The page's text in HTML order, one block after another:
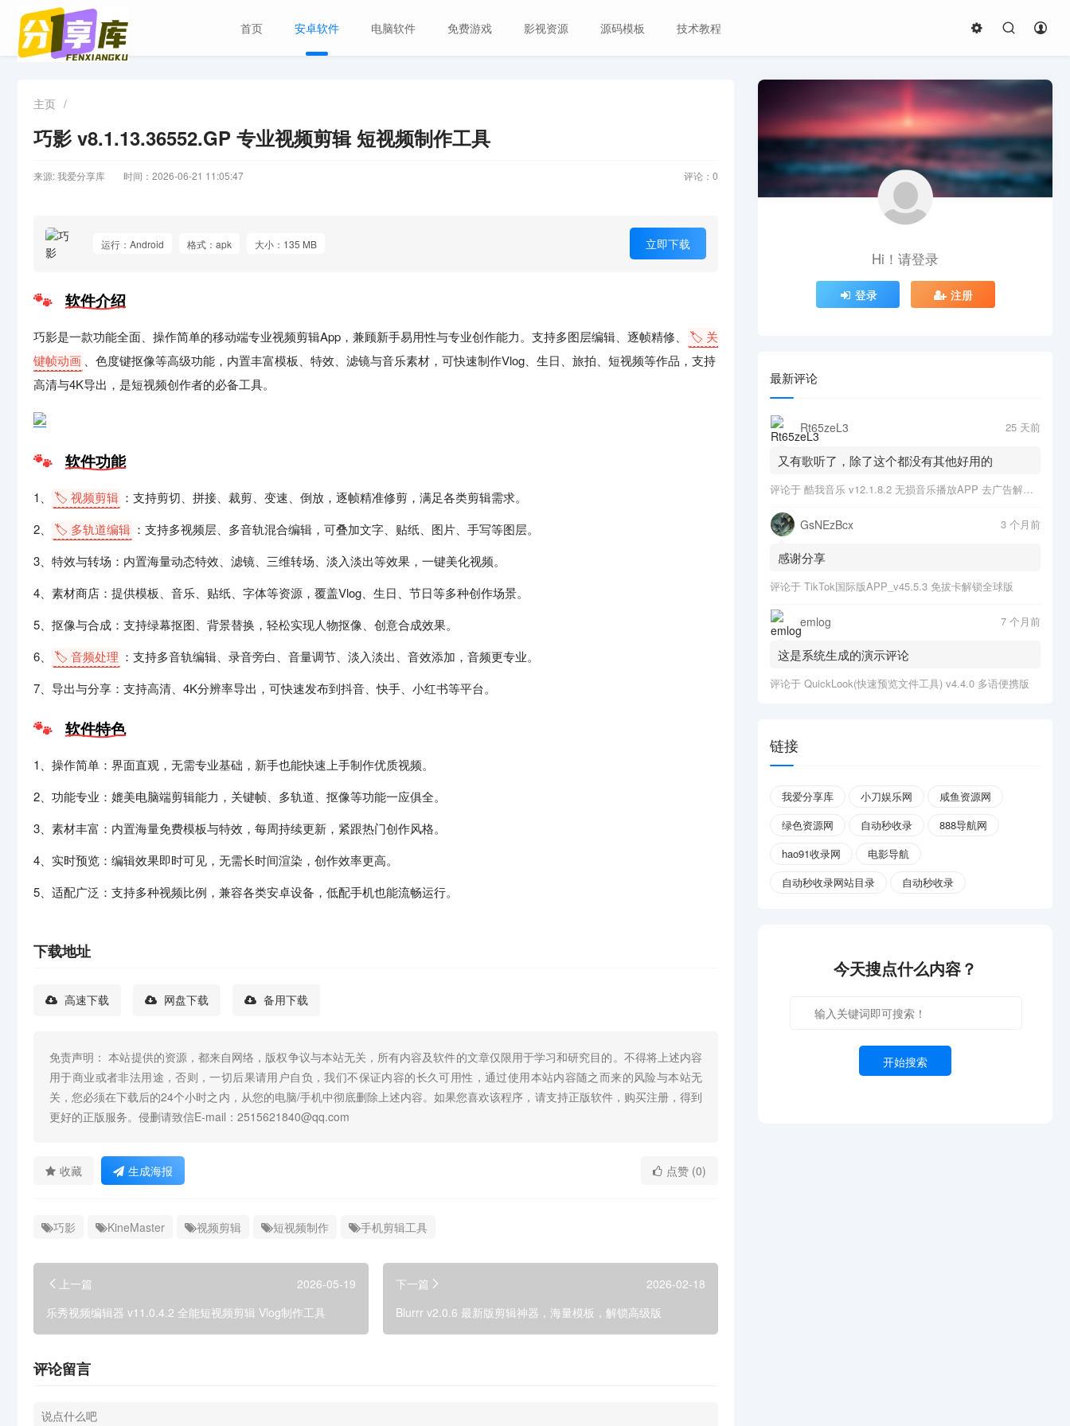
首页 安卓软件 电脑软件 免费游戏 影视资源 源码模板 技术教程
主页 /
巧影 v8.1.13.36552.GP 专业视频剪辑 短视频制作工具
来源: 我爱分享库 时间：2026-06-21 11:05:47 评论： 0
运行：Android 格式：apk 大小：135 MB 立即下载
软件介绍
巧影是一款功能全面、操作简单的移动端专业视频剪辑App，兼顾新手易用性与专业创作能力。支持多图层编辑、逐帧精修、
🏷️ 关
键帧动画
、色度键抠像等高级功能，内置丰富模板、特效、滤镜与音乐素材，可快速制作Vlog、生日、旅拍、短视频等作品，支持
高清与4K导出，是短视频创作者的必备工具。
软件功能
1、 🏷️ 视频剪辑 ：支持剪切、拼接、裁剪、变速、倒放，逐帧精准修剪，满足各类剪辑需求。
2、
🏷️ 多轨道编辑 ：支持多视频层、多音轨混合编辑，可叠加文字、贴纸、图片、手写等图层。
3、特效与转场：内置海量动态特效、滤镜、三维转场、淡入淡出等效果，一键美化视频。
4、素材商店：提供模板、音乐、贴纸、字体等资源，覆盖Vlog、生日、节日等多种创作场景。
5、抠像与合成：支持绿幕抠图、背景替换，轻松实现人物抠像、创意合成效果。
6、
🏷️ 音频处理 ：支持多音轨编辑、录音旁白、音量调节、淡入淡出、音效添加，音频更专业。
7、导出与分享：支持高清、4K分辨率导出，可快速发布到抖音、快手、小红书等平台。
软件特色
1、操作简单：界面直观，无需专业基础，新手也能快速上手制作优质视频。
2、功能专业：媲美电脑端剪辑能力，关键帧、多轨道、抠像等功能一应俱全。
3、素材丰富：内置海量免费模板与特效，每周持续更新，紧跟热门创作风格。
4、实时预览：编辑效果即时可见，无需长时间渲染，创作效率更高。
5、适配广泛：支持多种视频比例，兼容各类安卓设备，低配手机也能流畅运行。
下载地址
高速下载 网盘下载 备用下载
免责声明： 本站提供的资源，都来自网络，版权争议与本站无关，所有内容及软件的文章仅限用于学习和研究目的。不得将上述内容
用于商业或者非法用途，否则，一切后果请用户自负，我们不保证内容的长久可用性，通过使用本站内容随之而来的风险与本站无
关，您必须在下载后的24个小时之内，从您的电脑/手机中彻底删除上述内容。如果您喜欢该程序，请支持正版软件，购买注册，得到
更好的正版服务。侵删请致信E-mail：2515621840@qq.com
收藏 生成海报 点赞 (0)
巧影 KineMaster 视频剪辑 短视频制作 手机剪辑工具
上一篇
2026-05-19
乐秀视频编辑器 v11.0.4.2 全能短视频剪辑 Vlog制作工具
下一篇
2026-02-18
Blurrr v2.0.6 最新版剪辑神器，海量模板，解锁高级版
评论留言
Hi！请登录
登录 注册
最新评论
Rt65zeL3 25 天前
又有歌听了，除了这个都没有其他好用的
评论于 酷我音乐 v12.1.8.2 无损音乐播放APP 去广告解锁会员版
GsNEzBcx 3 个月前
感谢分享
评论于 TikTok国际版APP_v45.5.3 免拔卡解锁全球版
emlog 7 个月前
这是系统生成的演示评论
评论于 QuickLook(快速预览文件工具) v4.4.0 多语便携版
链接
我爱分享库 小刀娱乐网
咸鱼资源网
绿色资源网
自动秒收录
888导航网
hao91收录网
电影导航
自动秒收录网站目录
自动秒收录
今天搜点什么内容？
开始搜索